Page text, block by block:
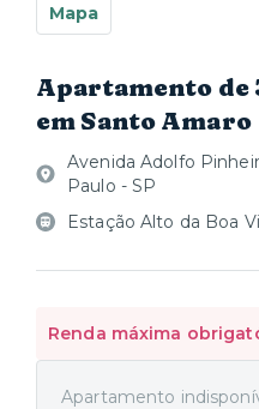
Mapa
Apartamento de
em Santo Amaro
Avenida Adolfo
Paulo - SP
Estação Alto da Boa
Renda máxima
Apartamento